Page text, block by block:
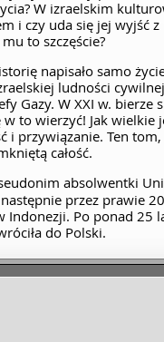
W izraelskim
i czy uda się jej wyjść
to szczęście?
napisało samo
ludności
Gazy. W XXI w.
w to wierzyć! Jak
i przywiązanie. Ten
całość.
absolwentki
przez prawie
Indonezji. Po ponad 25
do Polski.